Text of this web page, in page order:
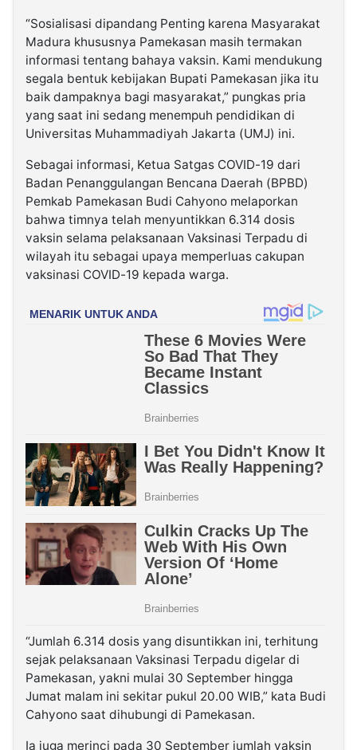
“Sosialisasi dipandang Penting karena Masyarakat
Madura khususnya Pamekasan masih termakan
informasi tentang bahaya vaksin. Kami mendukung
segala bentuk kebijakan Bupati Pamekasan jika itu
baik dampaknya bagi masyarakat,” pungkas pria
yang saat ini sedang menempuh pendidikan di
Universitas Muhammadiyah Jakarta (UMJ) ini.
Sebagai informasi, Ketua Satgas COVID-19 dari
Badan Penanggulangan Bencana Daerah (BPBD)
Pemkab Pamekasan Budi Cahyono melaporkan
bahwa timnya telah menyuntikkan 6.314 dosis
vaksin selama pelaksanaan Vaksinasi Terpadu di
wilayah itu sebagai upaya memperluas cakupan
vaksinasi COVID-19 kepada warga.
“Jumlah 6.314 dosis yang disuntikkan ini, terhitung
sejak pelaksanaan Vaksinasi Terpadu digelar di
Pamekasan, yakni mulai 30 September hingga
Jumat malam ini sekitar pukul 20.00 WIB,” kata Budi
Cahyono saat dihubungi di Pamekasan.
Ia juga merinci pada 30 September jumlah vaksin